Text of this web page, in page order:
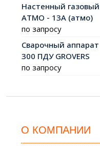
Настенный газовый
АТМО - 13А (атмо)
по запросу
Сварочный аппарат
300 ПДУ GROVERS
по запросу
О КОМПАНИИ